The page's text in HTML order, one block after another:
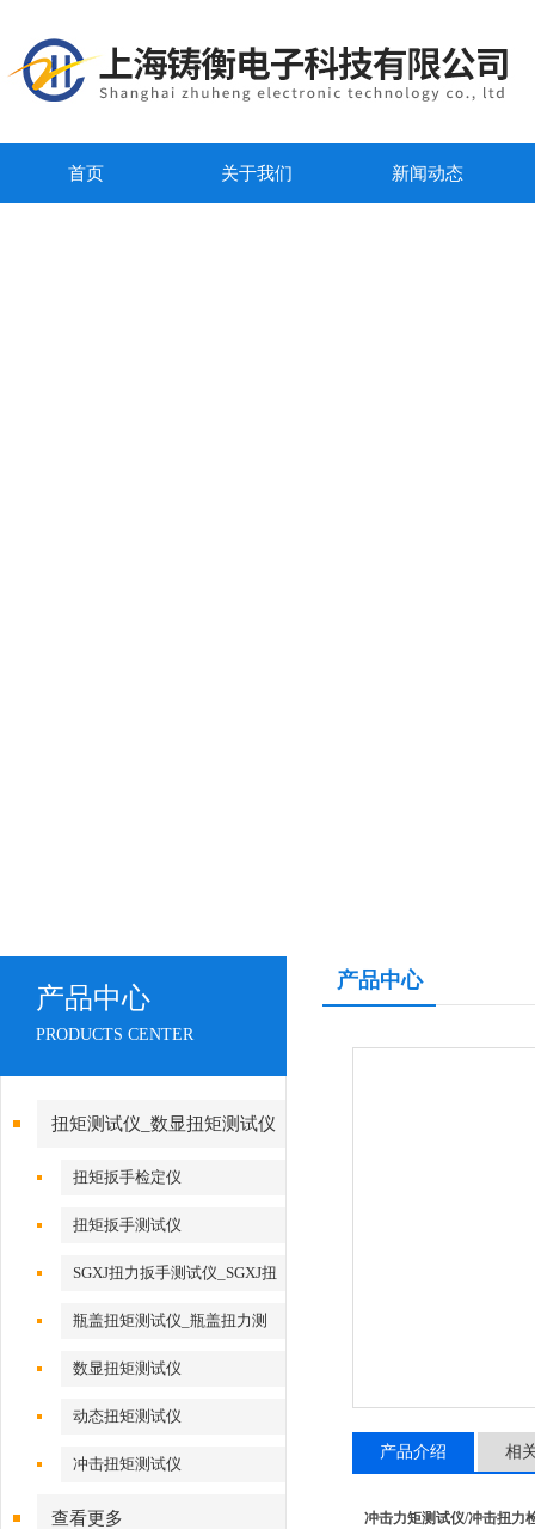
首页 关于我们 新闻动态
产品中心
PRODUCTS CENTER
扭矩测试仪_数显扭矩测试仪
扭矩扳手检定仪
扭矩扳手测试仪
SGXJ扭力扳手测试仪_SGXJ扭
力扳手校准仪
瓶盖扭矩测试仪_瓶盖扭力测
试仪
数显扭矩测试仪
动态扭矩测试仪
冲击扭矩测试仪
查看更多
产品中心
产品介绍 相
冲击力矩测试仪/冲击扭力